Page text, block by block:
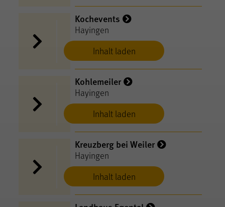
Inhalt laden
Kochevents
Hayingen
Inhalt laden
Kohlemeiler
Hayingen
Inhalt laden
Kreuzberg bei Weiler
Hayingen